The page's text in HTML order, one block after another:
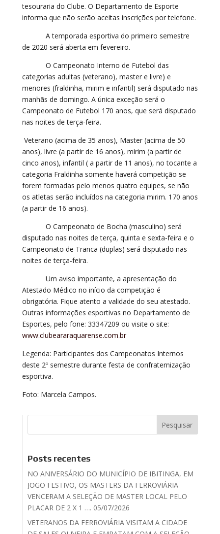
tesouraria do Clube. O Departamento de Esporte
informa que não serão aceitas inscrições por telefone.
A temporada esportiva do primeiro semestre
de 2020 será aberta em fevereiro.
O Campeonato Interno de Futebol das
categorias adultas (veterano), master e livre) e
menores (fraldinha, mirim e infantil) será disputado nas
manhãs de domingo. A única exceção será o
Campeonato de Futebol 170 anos, que será disputado
nas noites de terça-feira.
Veterano (acima de 35 anos), Master (acima de 50
anos), livre (a partir de 16 anos), mirim (a partir de
cinco anos), infantil ( a partir de 11 anos), no tocante a
categoria Fraldinha somente haverá competição se
forem formadas pelo menos quatro equipes, se não
os atletas serão incluídos na categoria mirim. 170 anos
(a partir de 16 anos).
O Campeonato de Bocha (masculino) será
disputado nas noites de terça, quinta e sexta-feira e o
Campeonato de Tranca (duplas) será disputado nas
noites de terça-feira.
Um aviso importante, a apresentação do
Atestado Médico no início da competição é
obrigatória. Fique atento a validade do seu atestado.
Outras informações esportivas no Departamento de
Esportes, pelo fone: 33347209 ou visite o site:
www.clubeararaquarense.com.br
Legenda: Participantes dos Campeonatos Internos
deste 2º semestre durante festa de confraternização
esportiva.
Foto: Marcela Campos.
Posts recentes
NO ANIVERSÁRIO DO MUNICÍPIO DE IBITINGA, EM
JOGO FESTIVO, OS MASTERS DA FERROVIÁRIA
VENCERAM A SELEÇÃO DE MASTER LOCAL PELO
PLACAR DE 2 X 1 …. 05/07/2026
VETERANOS DA FERROVIÁRIA VISITAM A CIDADE